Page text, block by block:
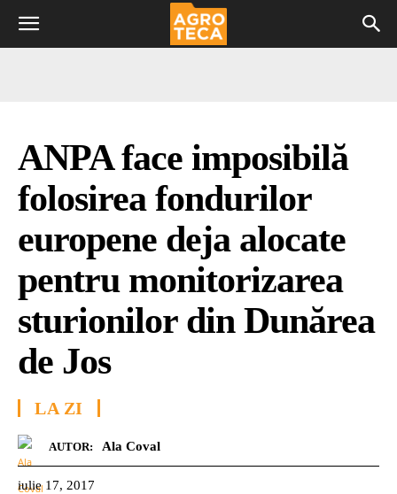
ANPA face imposibilă
folosirea fondurilor
europene deja alocate
pentru monitorizarea
sturionilor din Dunărea
de Jos
LA ZI
AUTOR: Ala Coval
iulie 17, 2017